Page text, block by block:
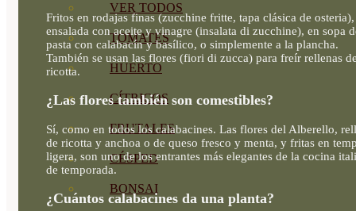
VER TODOS
TOMATES
HUERTO
CÍTRICOS
FRUTALES
CÉSPED
BONSAI
Fritos en rodajas finas (zucchine fritte, tapa clásica de
ensalada con aceite y vinagre (insalata di zucchine), en sopa
pasta con calabacín y basílico, o simplemente a la plancha.
También se usan las flores (fiori di zucca) para freír rellenas
ricotta.
¿Las flores también son comestibles?
Sí, como en todos los calabacines. Las flores del Alberello,
de ricotta y anchoa o de queso fresco y menta, y fritas en
ligera, son uno de los entrantes más elegantes de la cocina
de temporada.
¿Cuántos calabacines da una planta?